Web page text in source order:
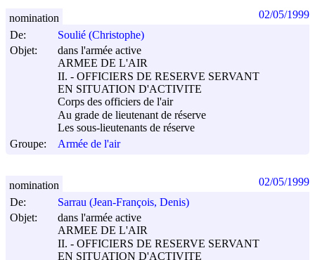
De:
Soulié (Christophe)
Objet:
dans l'armée active
ARMEE DE L'AIR
II. - OFFICIERS DE RESERVE SERVANT
EN SITUATION D'ACTIVITE
Corps des officiers de l'air
Au grade de lieutenant de réserve
Les sous-lieutenants de réserve
Groupe:
Armée de l'air
nomination 02/05/1999
De:
Sarrau (Jean-François, Denis)
Objet:
dans l'armée active
ARMEE DE L'AIR
II. - OFFICIERS DE RESERVE SERVANT
EN SITUATION D'ACTIVITE
nomination 02/05/1999